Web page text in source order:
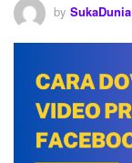
by SukaDunia